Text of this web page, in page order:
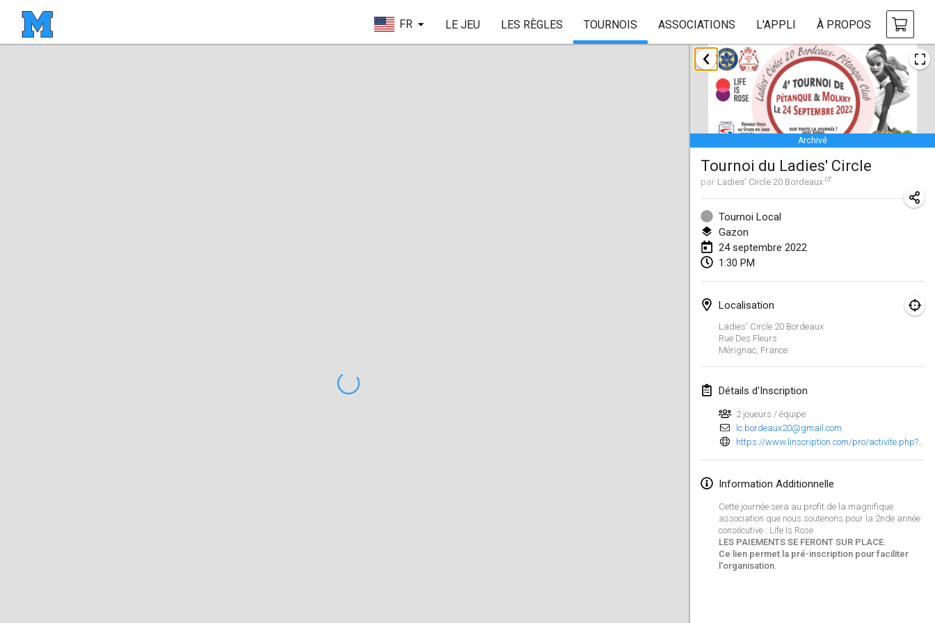
FR LE JEU LES RÈGLES TOURNOIS ASSOCIATIONS L'APPLI À PROPOS
Archivé
Tournoi du Ladies' Circle
par Ladies' Circle 20 Bordeaux
Tournoi Local
Gazon
24 septembre 2022
1:30 PM
Localisation
Ladies' Circle 20 Bordeaux
Rue Des Fleurs
Mérignac, France
Détails d'Inscription
2 joueurs / équipe
lc.bordeaux20@gmail.com
Information Additionnelle
Cette journée sera au profit de la magnifique
association que nous soutenons pour la 2nde année
consécutive : Life Is Rose
LES PAIEMENTS SE FERONT SUR PLACE.
Ce lien permet la pré-inscription pour faciliter
l'organisation.
janvier 2022
ANNULÉ
Tournoi Mixte ASPTTOM
22 janv. 2022|France
KKS Halli Duppeli
22 janv. 2022|Finlande
Mölkky Tournament - Doubles
22 janv. 2022
Suomelan Mölkky-open
22 janv. 2022
23 janv. 2022
février 2022
4 févr. 2022| République tchèque
ANNULÉ
TangoMölkky
5 févr. 2022|Finlande
Kohti Kisoja
Yamagata Tournament
13 févr. 2022|Japon